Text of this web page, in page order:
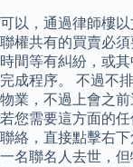
可以，通過律師樓
聯權共有的買賣必
時間等有糾紛，或
完成程序。 不過不
物業，不過上會之
若您需要這方面的
聯絡，直接點擊右
一名聯名人去世，